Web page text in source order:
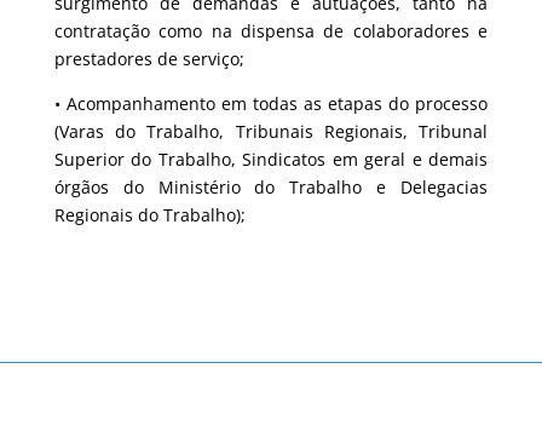
contratação como na dispensa de colaboradores e
prestadores de serviço;
• Acompanhamento em todas as etapas do processo
(Varas do Trabalho, Tribunais Regionais, Tribunal
Superior do Trabalho, Sindicatos em geral e demais
órgãos do Ministério do Trabalho e Delegacias
Regionais do Trabalho);